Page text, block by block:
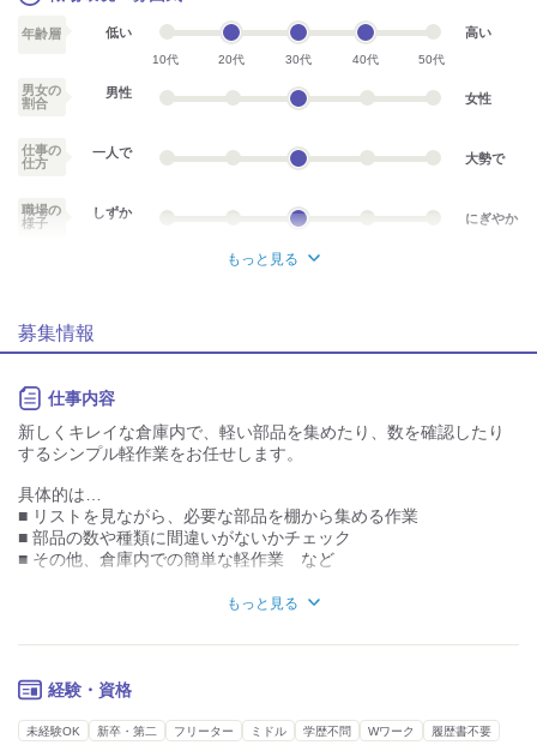
★フェアな評価で、納得の昇給を実現！
昇給のチャンスは年1回ではありません。
ステップアップのたびに給与も随時アップ！！
試用期間：
月給23.2698万円〜
試用・研修期間の条件：本採用と同じ
年齢層 低い
10代 20代 30代 40代 50代
高い
男女の
割合
男性 女性
仕事の
仕方
一人で 大勢で
職場の
様子
しずか にぎやか
個性が生かせる
デスクワーク
お客様との対話が
少ない
お客様との対話が
多い
力仕事が少ない
知識・経験不要
もっと見る
募集情報
仕事内容
新しくキレイな倉庫内で、軽い部品を集めたり、数を確認したり
するシンプル軽作業をお任せします。
具体的は…
■ リストを見ながら、必要な部品を棚から集める作業
■ 部品の数や種類に間違いがないかチェック
■ その他、倉庫内での簡単な軽作業 など
扱う部品は軽量で小さめのものが中心！
働きたい方にもおすすめです。
【働きやすいポイント】
■ 新しくキレイな倉庫♪空調完備で一年中快適
■ 天候に左右されない室内作業
もっと見る
経験・資格
未経験OK 新卒・第二 フリーター ミドル 学歴不問 Wワーク 履歴書不要